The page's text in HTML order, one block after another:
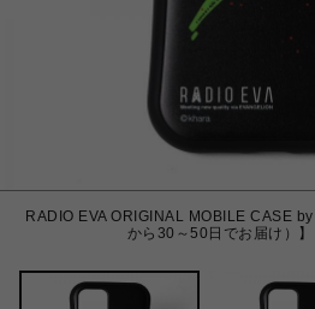
RADIO EVA ORIGINAL MOBILE CASE
から30～50日でお届け）